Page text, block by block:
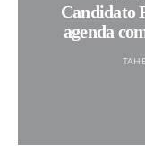
Candidato
agenda